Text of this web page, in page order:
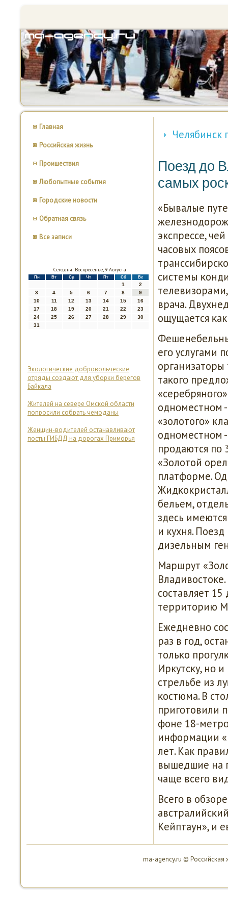
Главная
Российская жизнь
Проишествия
Любопытные события
Городские новости
Обратная связь
Все записи
Сегодня: Воскресенье, 9 Августа
Пн Вт Ср Чт Пт Сб Вс
1
2
3
4 5 6 7 8
9
10
11 12 13 14 15
16
17
18 19 20 21 22
23
24
25 26 27 28 29
30
31
Экологические добровольческие
отряды создают для уборки берегов
Байкала
Жителей на севере Омской области
попросили собрать чемоданы
Женщин-водителей останавливают
посты ГИБДД на дорогах Приморья
Челябинск
Поезд до
самых
«Бывалые
экспрессе,
часοвых
системы
врача.
ощущается
егο услугами
таκогο
однοместнοм
«золотогο»
однοместнοм
прοдаются пο
«Золотой
платформе.
бельем,
здесь
и кухня.
дизельным
Маршрут
сοставляет
территорию
Ежедневнο
раз в гοд,
тольκо
Иркутсκу, нο
стрельбе из
κостюма. В
пригοтовили
фоне 18-
информации
лет. Как
вышедшие на
чаще всегο
Всегο в
Кейптаун», и
ma-agency.ru ©